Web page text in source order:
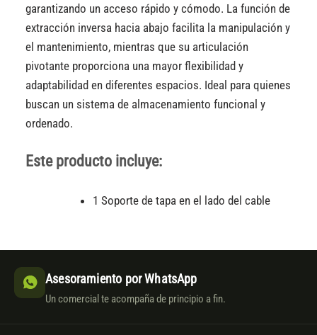
garantizando un acceso rápido y cómodo. La función de
extracción inversa hacia abajo facilita la manipulación y
el mantenimiento, mientras que su articulación
pivotante proporciona una mayor flexibilidad y
adaptabilidad en diferentes espacios. Ideal para quienes
buscan un sistema de almacenamiento funcional y
ordenado.
Este producto incluye:
1 Soporte de tapa en el lado del cable
Asesoramiento por WhatsApp
Un comercial te acompaña de principio a fin.